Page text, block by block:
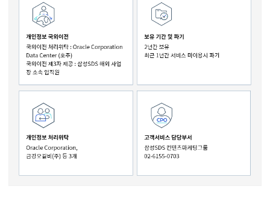
회사정보
회사소개
투자정보
지속가능경영
뉴스룸
이벤트/웨비나
지원
고객 지원
파트너 지원